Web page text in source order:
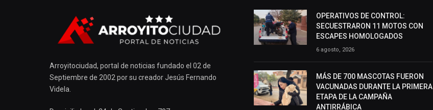
Arroyitociudad, portal de noticias fundado el 02 de
Septiembre de 2002 por su creador Jesús Fernando
Videla.
OPERATIVOS DE CONTROL:
SECUESTRARON 11 MOTOS CON
ESCAPES HOMOLOGADOS
6 agosto, 2026
MÁS DE 700 MASCOTAS FUERON
VACUNADAS DURANTE LA PRIMERA
ETAPA DE LA CAMPAÑA
ANTIRRÁBICA